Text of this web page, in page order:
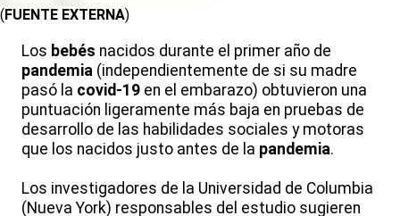
(FUENTE EXTERNA)
Los bebés nacidos durante el primer año de
pandemia (independientemente de si su madre
pasó la covid-19 en el embarazo) obtuvieron una
puntuación ligeramente más baja en pruebas de
desarrollo de las habilidades sociales y motoras
que los nacidos justo antes de la pandemia.
Los investigadores de la Universidad de Columbia
(Nueva York) responsables del estudio sugieren